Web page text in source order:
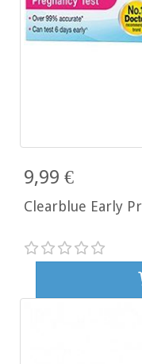
9,99 €
Clearblue Early